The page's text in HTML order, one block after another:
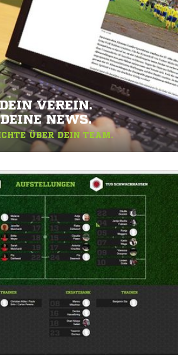
DEIN VEREIN.
DEINE NEWS.
ÜBER DEIN TEAM.